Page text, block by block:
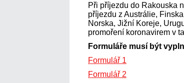
Při příjezdu do Rakouska
příjezdu z Austrálie,
Norska, Jižní Koreje,
promoření koronavirem v
Formuláře musí být
Formulář 1
Formulář 2